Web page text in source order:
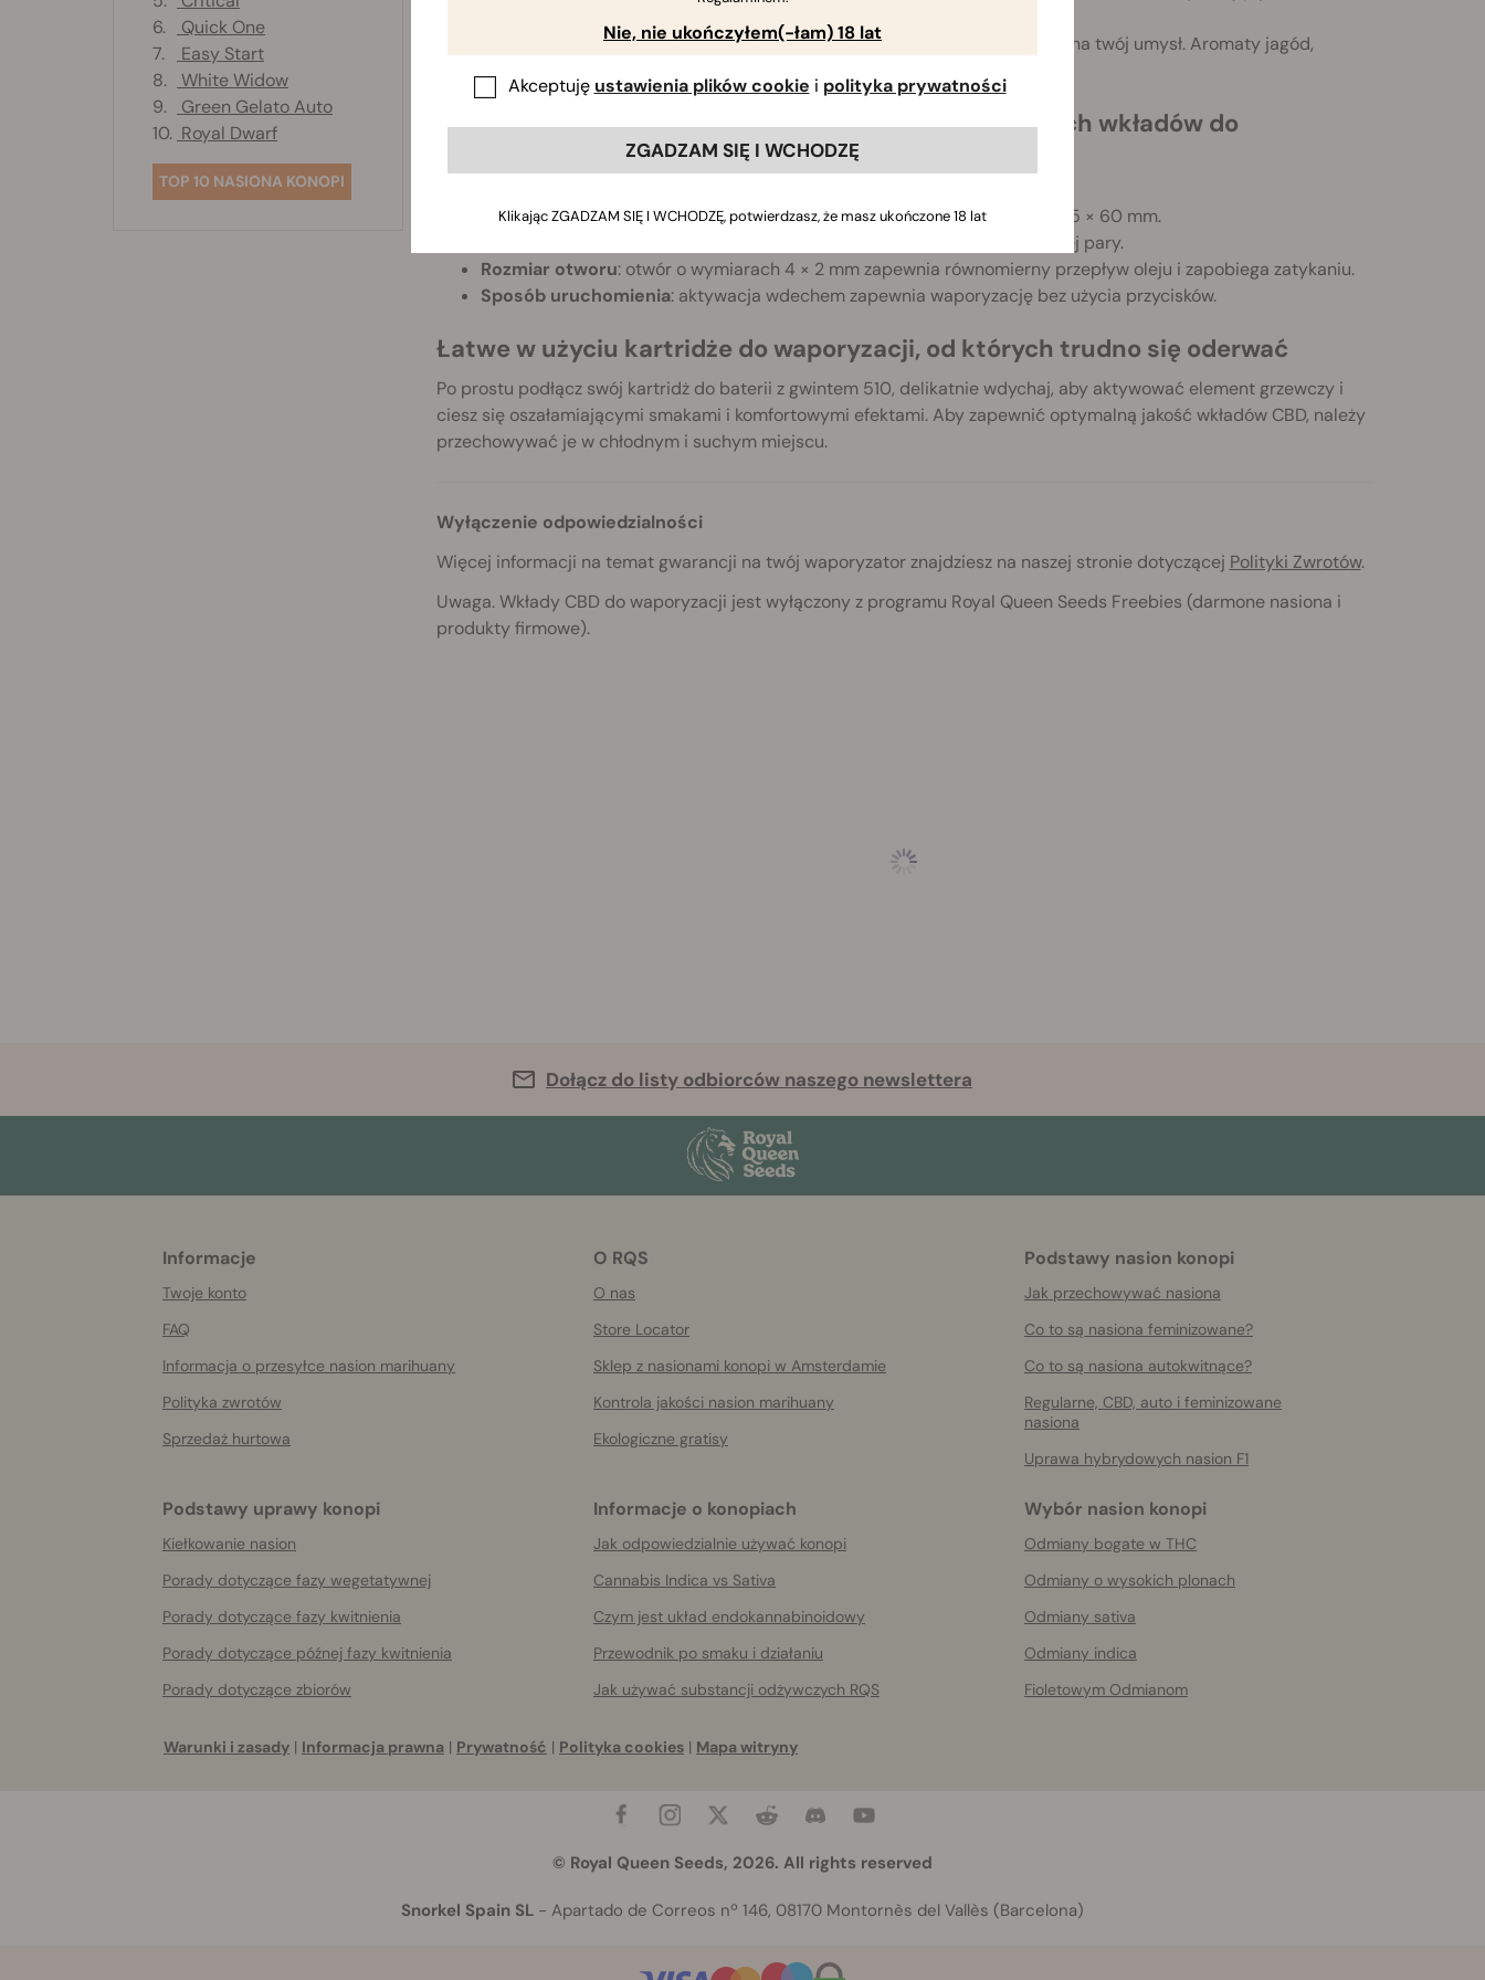
Royal Skywalker:poczuj moc, gdy mircen, limonen i kariofilen oddziałują na twój umysł. Aromaty jagód,
Techniczne mistrzostwo: przegląd specyfikacji naszych wkładów do
waporyzacji CBD
Wymiary:smukłe i przenośne kartridże do waporyzacji mają wymiary 10,5 × 60 mm.
1,7Ω zoptymalizowana pod kątem produkcji płynnej i spójnej pary.
Rozmiar otworu: otwór o wymiarach 4 × 2 mm zapewnia równomierny przepływ oleju i zapobiega zatykaniu.
Sposób uruchomienia: aktywacja wdechem zapewnia waporyzację bez użycia przycisków.
Łatwe w użyciu kartridże do waporyzacji, od których trudno się oderwać
Po prostu podłącz swój kartridż do baterii z gwintem 510, delikatnie wdychaj, aby aktywować element grzewczy i
ciesz się oszałamiającymi smakami i komfortowymi efektami. Aby zapewnić optymalną jakość wkładów CBD, należy
przechowywać je w chłodnym i suchym miejscu.
Wyłączenie odpowiedzialności
Więcej informacji na temat gwarancji na twój waporyzator znajdziesz na naszej stronie dotyczącej Polityki Zwrotów.
Uwaga. Wkłady CBD do waporyzacji jest wyłączony z programu Royal Queen Seeds Freebies (darmone nasiona i
produkty firmowe).
6.
Quick One
7.
Easy Start
8.
White Widow
9.
Green Gelato Auto
10. Royal Dwarf
TOP 10 NASIONA KONOPI
Dołącz do listy odbiorców naszego newslettera
Informacje
Twoje konto
FAQ
Informacja o przesyłce nasion marihuany
Polityka zwrotów
Sprzedaż hurtowa
O RQS
O nas
Store Locator
Sklep z nasionami konopi w Amsterdamie
Kontrola jakości nasion marihuany
Ekologiczne gratisy
Podstawy nasion konopi
Jak przechowywać nasiona
Co to są nasiona feminizowane?
Co to są nasiona autokwitnące?
Regularne, CBD, auto i feminizowane
nasiona
Uprawa hybrydowych nasion F1
Podstawy uprawy konopi
Kiełkowanie nasion
Porady dotyczące fazy wegetatywnej
Porady dotyczące fazy kwitnienia
Porady dotyczące późnej fazy kwitnienia
Porady dotyczące zbiorów
Informacje o konopiach
Jak odpowiedzialnie używać konopi
Cannabis Indica vs Sativa
Czym jest układ endokannabinoidowy
Przewodnik po smaku i działaniu
Jak używać substancji odżywczych RQS
Wybór nasion konopi
Odmiany bogate w THC
Odmiany o wysokich plonach
Odmiany sativa
Odmiany indica
Fioletowym Odmianom
Warunki i zasady | Informacja prawna | Prywatność | Polityka cookies | Mapa witryny
© Royal Queen Seeds, 2026. All rights reserved
Snorkel Spain SL - Apartado de Correos nº 146, 08170 Montornès del Vallès (Barcelona)
Nie, nie ukończyłem(-łam) 18 lat
Akceptuję ustawienia plików cookie i polityka prywatności
ZGADZAM SIĘ I WCHODZĘ
Klikając ZGADZAM SIĘ I WCHODZĘ, potwierdzasz, że masz ukończone 18 lat